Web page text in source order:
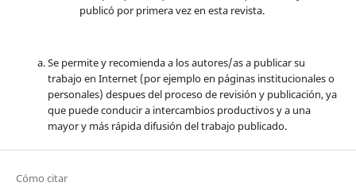
publicó por primera vez en esta revista.
Se permite y recomienda a los autores/as a publicar su
trabajo en Internet (por ejemplo en páginas institucionales o
personales) despues del proceso de revisión y publicación, ya
que puede conducir a intercambios productivos y a una
mayor y más rápida difusión del trabajo publicado.
Cómo citar